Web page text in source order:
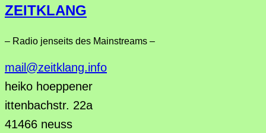
ZEITKLANG
– Radio jenseits des Mainstreams –
mail@zeitklang.info
heiko hoeppener
ittenbachstr. 22a
41466 neuss